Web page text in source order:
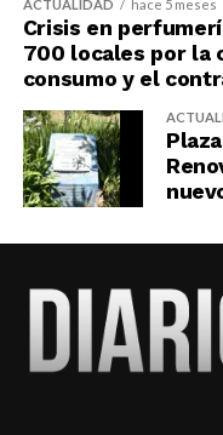
ACTUALIDAD hace 5 meses
Crisis en
700 locales por la
consumo y el